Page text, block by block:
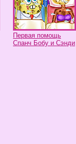
Первая помощь
Спанч Бобу и Сэнди